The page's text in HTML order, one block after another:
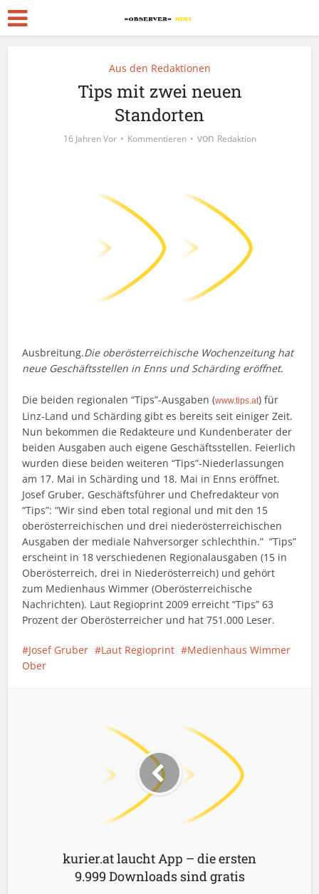
Aus den Redaktionen
Tips mit zwei neuen
Standorten
16 Jahren Vor Kommentieren von Redaktion
Ausbreitung.Die oberösterreichische Wochenzeitung hat
neue Geschäftsstellen in Enns und Schärding eröffnet.
Die beiden regionalen “Tips”-Ausgaben (www.tips.at) für
Linz-Land und Schärding gibt es bereits seit einiger Zeit.
Nun bekommen die Redakteure und Kundenberater der
beiden Ausgaben auch eigene Geschäftsstellen. Feierlich
wurden diese beiden weiteren “Tips”-Niederlassungen
am 17. Mai in Schärding und 18. Mai in Enns eröffnet.
Josef Gruber, Geschäftsführer und Chefredakteur von
“Tips”: “Wir sind eben total regional und mit den 15
oberösterreichischen und drei niederösterreichischen
Ausgaben der mediale Nahversorger schlechthin.” ”Tips”
erscheint in 18 verschiedenen Regionalausgaben (15 in
Oberösterreich, drei in Niederösterreich) und gehört
zum Medienhaus Wimmer (Oberösterreichische
Nachrichten). Laut Regioprint 2009 erreicht “Tips” 63
Prozent der Oberösterreicher und hat 751.000 Leser.
Josef Gruber Laut Regioprint
Medienhaus Wimmer
Ober
kurier.at laucht App – die ersten
9.999 Downloads sind gratis